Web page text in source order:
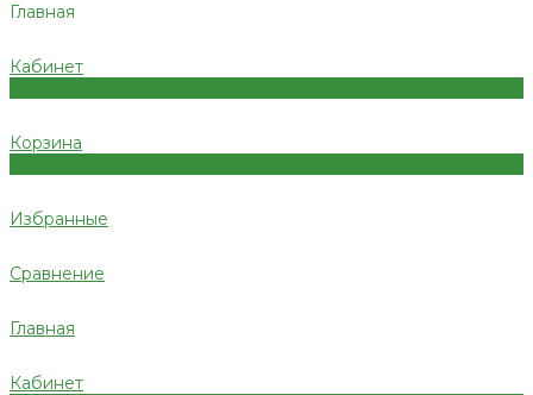
Главная
Кабинет
Корзина
Избранные
Сравнение
Главная
Кабинет